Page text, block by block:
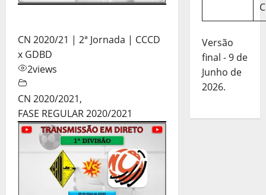
CN 2020/21 | 2ª Jornada | CCCD
x GDBD
2views
CN 2020/2021,
FASE REGULAR 2020/2021
C
Versão
final - 9 de
Junho de
2026.